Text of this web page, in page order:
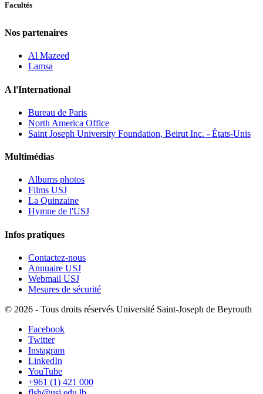
Facultés
Nos partenaires
Al Mazeed
Lamsa
A l'International
Bureau de Paris
North America Office
Saint Joseph University Foundation, Beirut Inc. - États-Unis
Multimédias
Albums photos
Films USJ
La Quinzaine
Hymne de l'USJ
Infos pratiques
Contactez-nous
Annuaire USJ
Webmail USJ
Mesures de sécurité
© 2026 - Tous droits réservés Université Saint-Joseph de Beyrouth
Facebook
Twitter
Instagram
LinkedIn
YouTube
+961 (1) 421 000